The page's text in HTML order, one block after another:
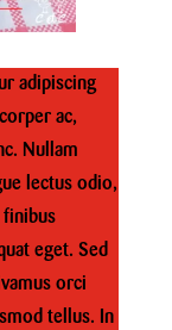
adipiscing
ac,
Nullam
lectus odio,
eget. Sed
orci
tellus. In